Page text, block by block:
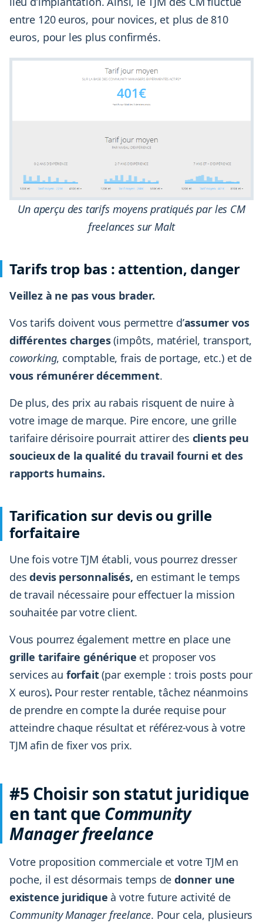
entre 120 euros, pour novices, et plus de 810
euros, pour les plus confirmés.
Un aperçu des tarifs moyens pratiqués par les CM
freelances sur Malt
Tarifs trop bas : attention, danger
Veillez à ne pas vous brader.
Vos tarifs doivent vous permettre d’assumer vos
différentes charges(impôts, matériel, transport,
coworking, comptable, frais de portage, etc.) et de
vous rémunérer décemment.
De plus, des prix au rabais risquent de nuire à
votre image de marque. Pire encore, une grille
tarifaire dérisoire pourrait attirer des clients peu
soucieux de la qualité du travail fourni et des
rapports humains.
Tarification sur devis ou grille
forfaitaire
Une fois votre TJM établi, vous pourrez dresser
desdevis personnalisés, en estimant le temps
de travail nécessaire pour effectuer la mission
souhaitée par votre client.
Vous pourrez également mettre en place une
grille tarifaire générique et proposer vos
services au forfait(par exemple : trois posts pour
X euros). Pour rester rentable, tâchez néanmoins
de prendre en compte la durée requise pour
atteindre chaque résultat et référez-vous à votre
TJM afin de fixer vos prix.
#5 Choisir son statut juridique
en tant que Community
Manager freelance
Votre proposition commerciale et votre TJM en
poche, il est désormais temps de donner une
existence juridique à votre future activité de
Community Manager freelance. Pour cela, plusieurs